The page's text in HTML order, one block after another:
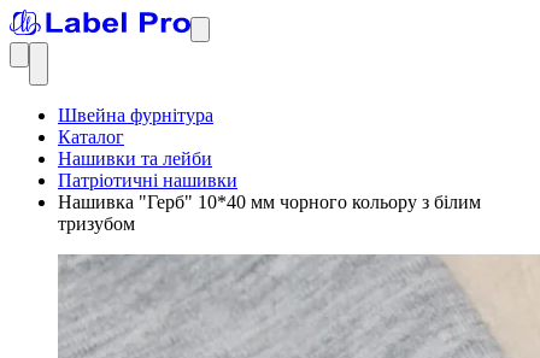
Швейна фурнітура
Каталог
Нашивки та лейби
Патріотичні нашивки
Нашивка "Герб" 10*40 мм чорного кольору з білим
тризубом